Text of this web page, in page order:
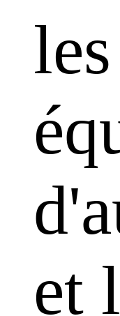
les
et